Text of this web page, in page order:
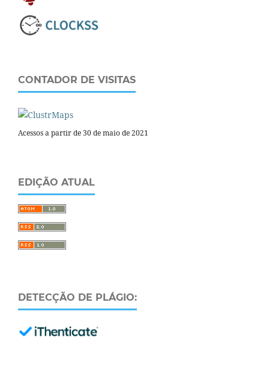
CONTADOR DE VISITAS
Acessos a partir de 30 de maio de 2021
EDIÇÃO ATUAL
DETECÇÃO DE PLÁGIO: